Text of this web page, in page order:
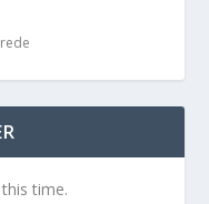
time.